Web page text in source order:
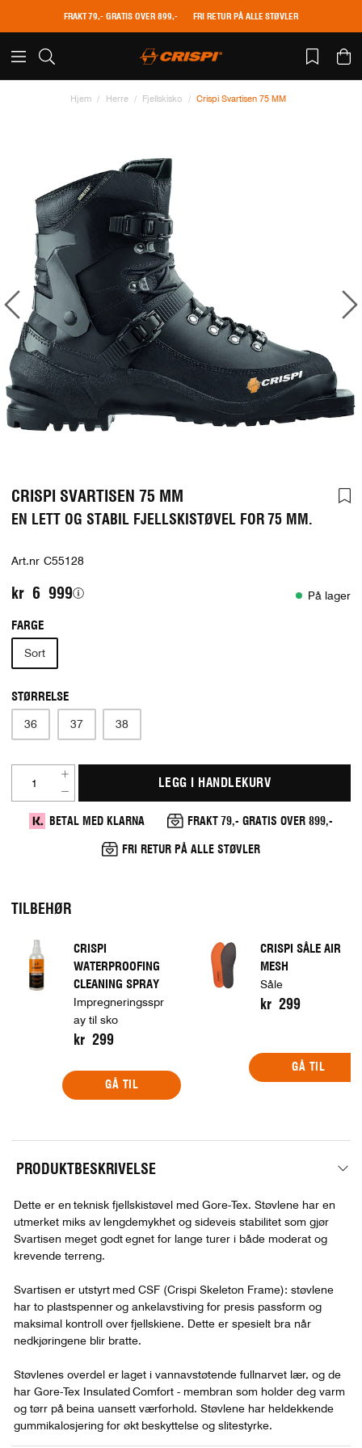
FRAKT 79,- GRATIS OVER 899,- FRI RETUR PÅ ALLE STØVLER
Hjem Herre Fjellskisko Crispi Svartisen 75 MM
CRISPI SVARTISEN 75 MM
EN LETT OG STABIL FJELLSKISTØVEL FOR 75 MM.
Art.nr C55128
kr 6 999 På lager
FARGE
Sort
STØRRELSE
36 37 38
LEGG I HANDLEKURV
BETAL MED KLARNA FRAKT 79,- GRATIS OVER 899,-
FRI RETUR PÅ ALLE STØVLER
TILBEHØR
CRISPI
WATERPROOFING
CLEANING SPRAY
Impregneringsspr
ay til sko
kr 299
GÅ TIL
CRISPI SÅLE AIR
MESH
Såle
kr 299
GÅ TIL
PRODUKTBESKRIVELSE
Dette er en teknisk fjellskistøvel med Gore-Tex. Støvlene har en
utmerket miks av lengdemykhet og sideveis stabilitet som gjør
Svartisen meget godt egnet for lange turer i både moderat og
krevende terreng.
Svartisen er utstyrt med CSF (Crispi Skeleton Frame): støvlene
har to plastspenner og ankelavstiving for presis passform og
maksimal kontroll over fjellskiene. Dette er spesielt bra når
nedkjøringene blir bratte.
Støvlenes overdel er laget i vannavstøtende fullnarvet lær, og de
har Gore-Tex Insulated Comfort - membran som holder deg varm
og tørr på beina uansett værforhold. Støvlene har heldekkende
gummikalosjering for økt beskyttelse og slitestyrke.